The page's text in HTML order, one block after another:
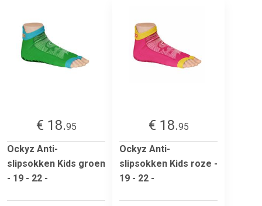
€ 18.95
Ockyz Anti-
slipsokken Kids groen
- 19 - 22 -
€ 18.95
Ockyz Anti-
slipsokken Kids roze -
19 - 22 -